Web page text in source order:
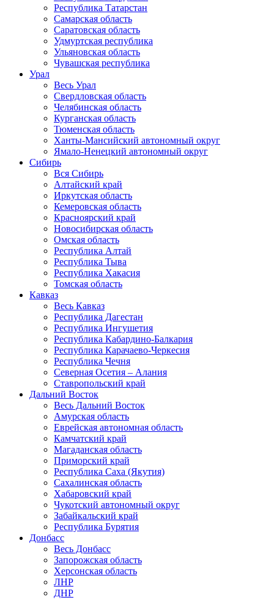
Республика Татарстан
Самарская область
Саратовская область
Удмуртская республика
Ульяновская область
Чувашская республика
Урал
Весь Урал
Свердловская область
Челябинская область
Курганская область
Тюменская область
Ханты-Мансийский автономный округ
Ямало-Ненецкий автономный округ
Сибирь
Вся Сибирь
Алтайский край
Иркутская область
Кемеровская область
Красноярский край
Новосибирская область
Омская область
Республика Алтай
Республика Тыва
Республика Хакасия
Томская область
Кавказ
Весь Кавказ
Республика Дагестан
Республика Ингушетия
Республика Кабардино-Балкария
Республика Карачаево-Черкесия
Республика Чечня
Северная Осетия – Алания
Ставропольский край
Дальний Восток
Весь Дальний Восток
Амурская область
Еврейская автономная область
Камчатский край
Магаданская область
Приморский край
Республика Саха (Якутия)
Сахалинская область
Хабаровский край
Чукотский автономный округ
Забайкальский край
Республика Бурятия
Донбасс
Весь Донбасс
Запорожская область
Херсонская область
ЛНР
ДНР